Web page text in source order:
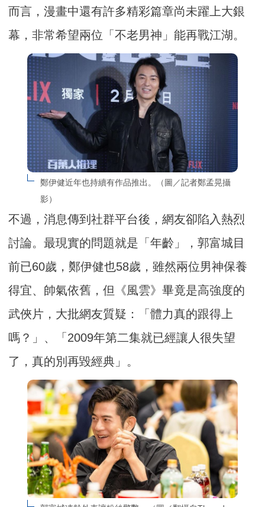
而言，漫畫中還有許多精彩篇章尚未躍上大銀
幕，非常希望兩位「不老男神」能再戰江湖。
鄭伊健近年也持續有作品推出。（圖／記者鄭孟晃攝
影）
不過，消息傳到社群平台後，網友卻陷入熱烈
討論。最現實的問題就是「年齡」，郭富城目
前已60歲，鄭伊健也58歲，雖然兩位男神保養
得宜、帥氣依舊，但《風雲》畢竟是高強度的
武俠片，大批網友質疑：「體力真的跟得上
嗎？」、「2009年第二集就已經讓人很失望
了，真的別再毀經典」。